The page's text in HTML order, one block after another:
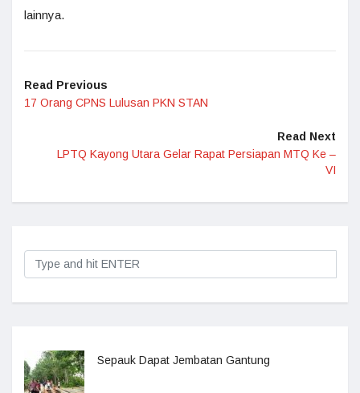
lainnya.
Read Previous
17 Orang CPNS Lulusan PKN STAN
Read Next
LPTQ Kayong Utara Gelar Rapat Persiapan MTQ Ke –
VI
Sepauk Dapat Jembatan Gantung